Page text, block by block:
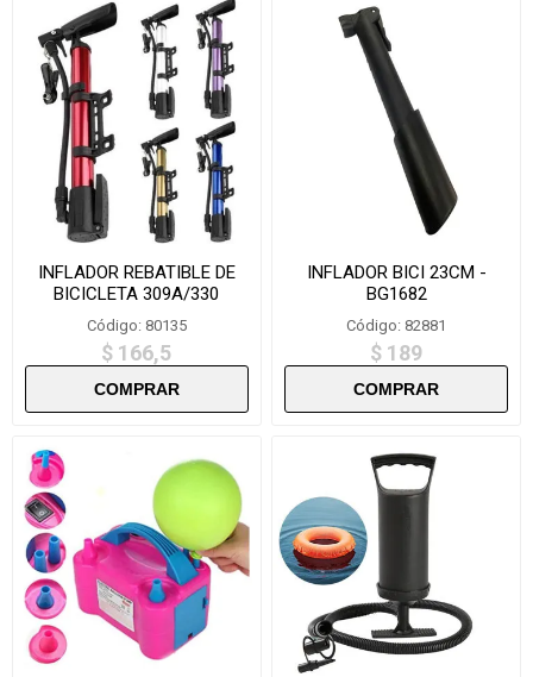
INFLADOR REBATIBLE DE
BICICLETA 309A/330
Código: 80135
$ 166,5
INFLADOR BICI 23CM -
BG1682
Código: 82881
$ 189